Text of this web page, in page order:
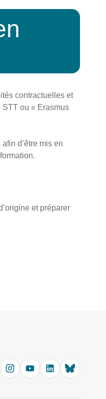
contractuelles et
STT ou « Erasmus
d’être mis en
et préparer